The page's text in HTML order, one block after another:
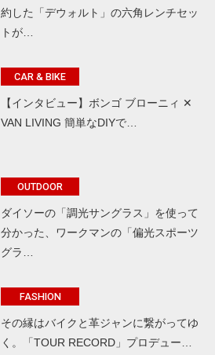
約した「デウォルト」の六角レンチセッ
トが…
CAR & BIKE
【インタビュー】ボンゴ ブローニィ ✕
VAN LIVING 簡単なDIYで…
OUTDOOR
ダイソーの「調光サングラス」を使って
分かった、ワークマンの「偏光スポーツ
グラ…
FASHION
その縁はバイクと革ジャンに繋がってゆ
く。「TOUR RECORD」プロデュー…